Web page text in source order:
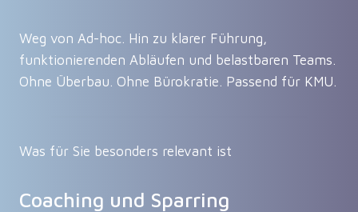
Weg von Ad-hoc. Hin zu klarer Führung,
funktionierenden Abläufen und belastbaren Teams.
Ohne Überbau. Ohne Bürokratie. Passend für KMU.
Was für Sie besonders relevant ist
Coaching und Sparring